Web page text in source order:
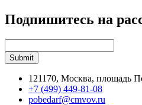
Подпишитесь на
121170, Москва, площадь
+7 (499) 449-81-08
pobedarf@cmvov.ru